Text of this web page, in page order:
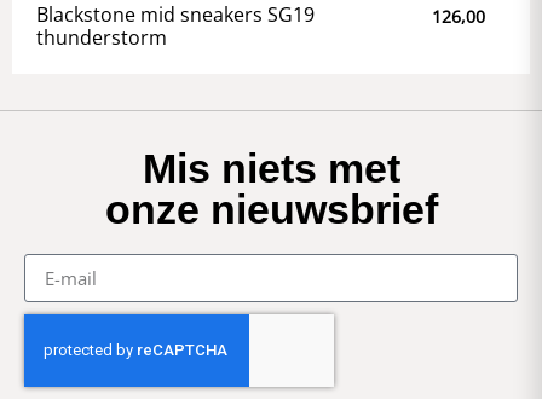
Blackstone mid sneakers SG19
thunderstorm
126,00
Mis niets met
onze nieuwsbrief